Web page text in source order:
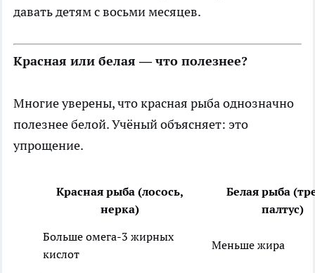
давать детям с восьми месяцев.
Красная или белая — что полезнее?
Многие уверены, что красная рыба однозначно
полезнее белой. Учёный объясняет: это
упрощение.
Красная рыба (лосось,
нерка)
Белая рыба
палтус)
Больше омега-3 жирных
кислот
Меньше жира